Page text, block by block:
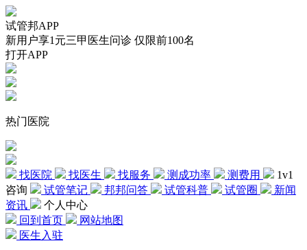
试管邦APP
新用户享1元三甲医生问诊 仅限前100名
打开APP
热门医院
找医院 找医生 找服务 测成功率 测费用
1v1
咨询
试管笔记 邦邦问答 试管科普 试管圈
新闻
资讯
个人中心
回到首页
网站地图
医生入驻